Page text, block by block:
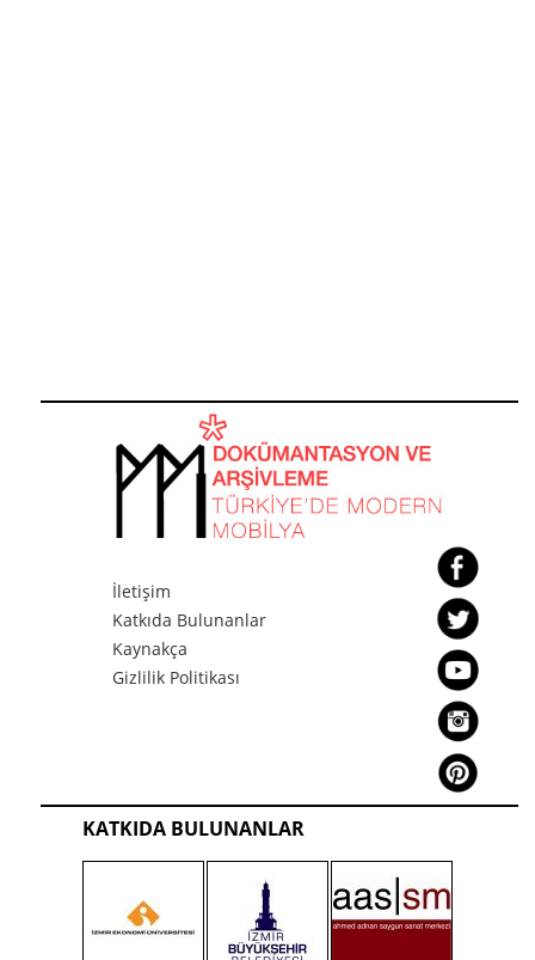
İletişim
Katkıda Bulunanlar
Kaynakça
Gizlilik Politikası
KATKIDA BULUNANLAR